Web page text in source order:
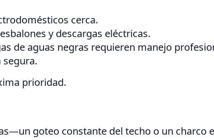
cerca.
y descargas eléctricas.
de aguas negras requieren manejo
prioridad.
goteo constante del techo o un charco